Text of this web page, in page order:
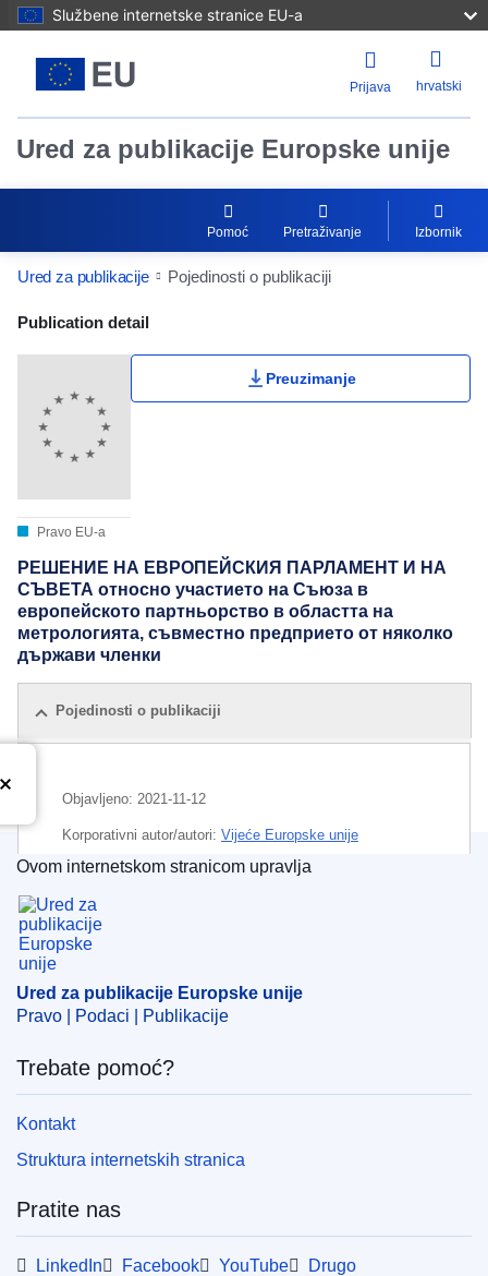
Službene internetske stranice EU-a
Prijava hrvatski
Ured za publikacije Europske unije
Pomoć Pretraživanje Izbornik
Ured za publikacije Pojedinosti o publikaciji
Publication Detail Actions Portlet
Publication detail
Pravo EU-a
Preuzimanje
РЕШЕНИЕ НА ЕВРОПЕЙСКИЯ ПАРЛАМЕНТ И НА
СЪВЕТА относно участието на Съюза в
европейското партньорство в областта на
метрологията, съвместно предприето от няколко
държави членки
Pojedinosti o publikaciji
Objavljeno: 2021-11-12
Korporativni autor/autori: Vijeće Europske unije
IMMC : PE 69 2021 INIT
Ured za publikacije Europske unije
Ovom internetskom stranicom upravlja
Ured za publikacije Europske unije
Pravo | Podaci | Publikacije
Trebate pomoć?
Kontakt
Struktura internetskih stranica
Pratite nas
LinkedIn Facebook YouTube Drugo